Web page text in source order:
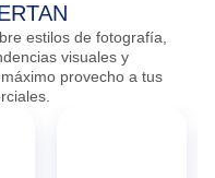
estilos de fotografía,
visuales y
provecho a tus